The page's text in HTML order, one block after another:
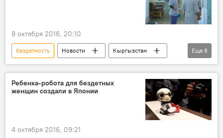
8 октября 2016, 20:10
бездетность Новости
Кыргызстан
Общество
Происшествия
Ош
Замир Сыдыков
УВД города Оша
Ранение
беременность суицид
Еще 8
Ребенка-робота для бездетных
женщин создали в Японии
4 октября 2016, 09:21